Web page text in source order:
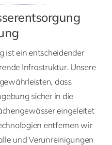
ist ein entscheidender
Infrastruktur. Unsere
dass
sicher in die
eingeleitet
entfernen wir
und Verunreinigungen